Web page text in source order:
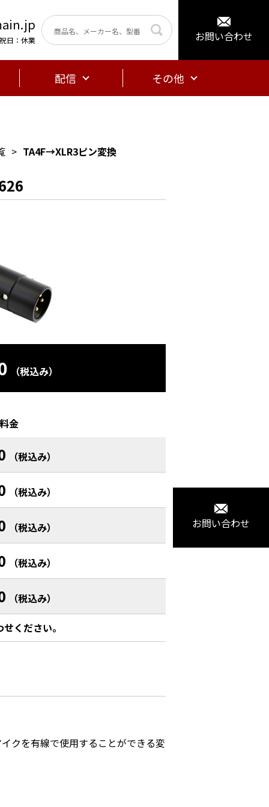
日：休業 お問い合わせ
配信 その他
TA4F→XLR3ピン変換
（税込み）
料金
（税込み）
（税込み）
（税込み）
（税込み）
（税込み）
ください。
クを有線で使用することができる変
お問い合わせ